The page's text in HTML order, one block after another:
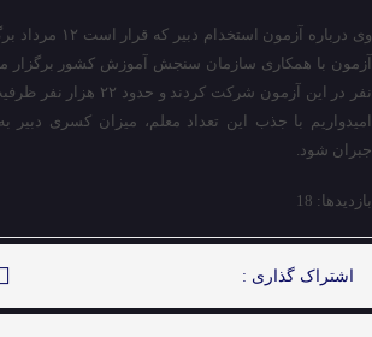
وی درباره آزمون
نفر در این آزمون شرکت
امیدواریم با جذب این تعداد معلم، میزان کسری دبیر
جبران شود.
بازدیدها: 18
اشتراک گذاری :